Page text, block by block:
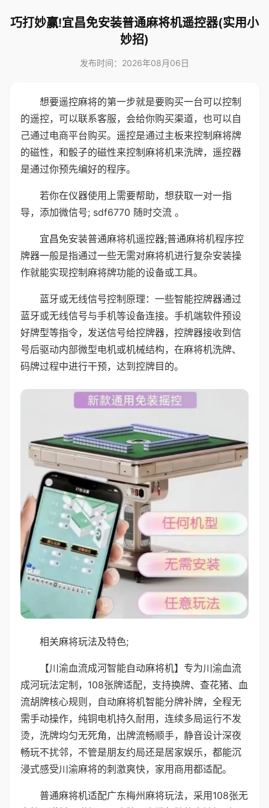
巧打妙赢!宜昌免安装普通麻将机遥控器(实用小
妙招)
发布时间：2026年08月06日
想要遥控麻将的第一步就是要购买一台可以控制
的遥控，可以联系客服，会给你购买渠道，也可以自
己通过电商平台购买。遥控是通过主板来控制麻将牌
的磁性，和骰子的磁性来控制麻将机来洗牌，遥控器
是通过你预先编好的程序。
若你在仪器使用上需要帮助，想获取一对一指
导，添加微信号; sdf6770 随时交流 。
宜昌免安装普通麻将机遥控器;普通麻将机程序控
牌器一般是指通过一些无需对麻将机进行复杂安装操
作就能实现控制麻将牌功能的设备或工具。
蓝牙或无线信号控制原理：一些智能控牌器通过
蓝牙或无线信号与手机等设备连接。手机端软件预设
好牌型等指令，发送信号给控牌器，控牌器接收到信
号后驱动内部微型电机或机械结构，在麻将机洗牌、
码牌过程中进行干预，达到控牌目的。
相关麻将玩法及特色;
【川渝血流成河智能自动麻将机】专为川渝血流
成河玩法定制，108张牌适配，支持换牌、查花猪、血
流胡牌核心规则，自动麻将机智能分牌补牌，全程无
需手动操作，纯铜电机持久耐用，连续多局运行不发
烫，洗牌均匀无死角，出牌流畅顺手，静音设计深夜
畅玩不扰邻，不管是朋友约局还是居家娱乐，都能沉
浸式感受川渝麻将的刺激爽快，家用商用都适配。
普通麻将机适配广东梅州麻将玩法，采用108张无